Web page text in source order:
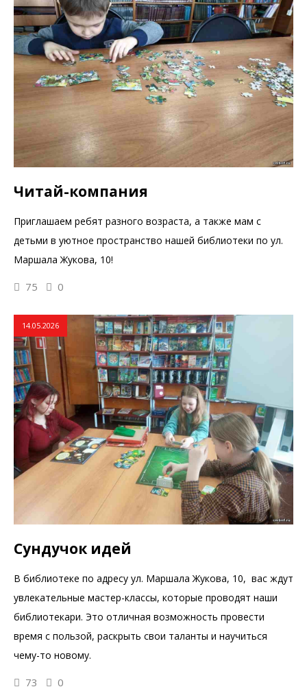
Читай-компания
Приглашаем ребят разного возраста, а также мам с
детьми в уютное пространство нашей библиотеки по ул.
Маршала Жукова, 10!
75 0
14.05.2026
Сундучок идей
В библиотеке по адресу ул. Маршала Жукова, 10, вас ждут
увлекательные мастер-классы, которые проводят наши
библиотекари. Это отличная возможность провести
время с пользой, раскрыть свои таланты и научиться
чему-то новому.
73 0